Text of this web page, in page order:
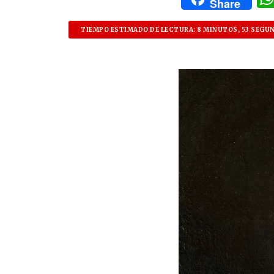
Share
TIEMPO ESTIMADO DE LECTURA: 8 MINUTOS, 53